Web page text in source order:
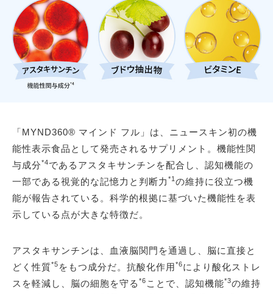
「MYND360® マインド フル」は、ニュースキン初の機
能性表示食品として発売されるサプリメント。機能性関
与成分*4であるアスタキサンチンを配合し、認知機能の
一部である視覚的な記憶力と判断力 *1の維持に役立つ機
能が報告されている。科学的根拠に基づいた機能性を表
示している点が大きな特徴だ。
アスタキサンチンは、血液脳関門を通過し、脳に直接と
どく性質*5 をもつ成分だ。抗酸化作用*6により酸化ストレ
スを軽減し、脳の細胞を守る *6 ことで、認知機能*3の維持